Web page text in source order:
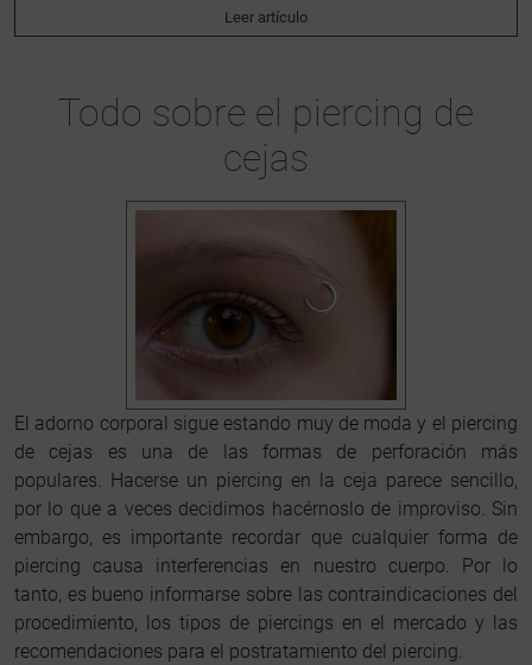
Leer artículo
Todo sobre el piercing de
cejas
El adorno corporal sigue estando muy de moda y el piercing
de cejas es una de las formas de perforación más
populares. Hacerse un piercing en la ceja parece sencillo,
por lo que a veces decidimos hacérnoslo de improviso. Sin
embargo, es importante recordar que cualquier forma de
piercing causa interferencias en nuestro cuerpo. Por lo
tanto, es bueno informarse sobre las contraindicaciones del
procedimiento, los tipos de piercings en el mercado y las
recomendaciones para el postratamiento del piercing.